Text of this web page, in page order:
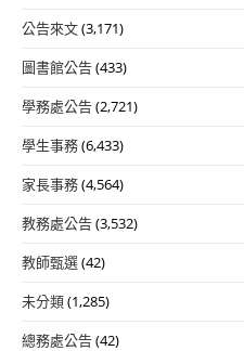
公告來文(3,171)
圖書館公告(433)
學務處公告(2,721)
學生事務(6,433)
家長事務(4,564)
教務處公告(3,532)
教師甄選(42)
未分類(1,285)
總務處公告(42)